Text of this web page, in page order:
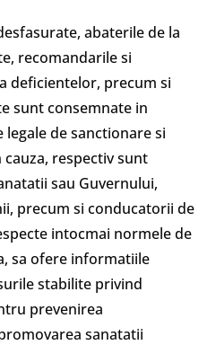
abaterile de la
recomandarile si
deficientelor, precum si
sunt consemnate in
legale de sanctionare si
respectiv sunt
sau Guvernului,
precum si conducatorii de
intocmai normele de
sa ofere informatiile
stabilite privind
prevenirea
sanatatii